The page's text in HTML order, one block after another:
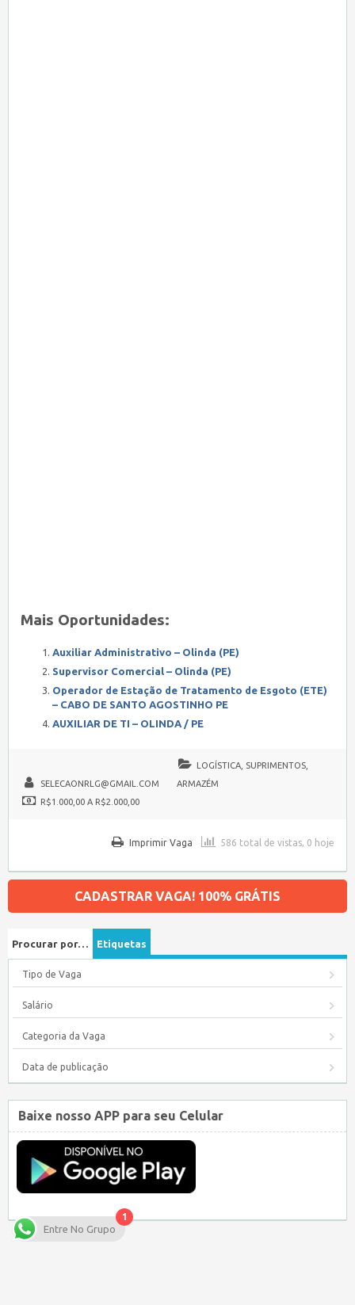
Mais Oportunidades:
Auxiliar Administrativo – Olinda (PE)
Supervisor Comercial – Olinda (PE)
Operador de Estação de Tratamento de Esgoto (ETE)
– CABO DE SANTO AGOSTINHO PE
AUXILIAR DE TI – OLINDA / PE
SELECAONRLG@GMAIL.COM
LOGÍSTICA, SUPRIMENTOS,
ARMAZÉM
R$1.000,00 A R$2.000,00
586 total de vistas, 0 hoje
Imprimir Vaga
CADASTRAR VAGA! 100% GRÁTIS
Procurar por… Etiquetas
Tipo de Vaga
Salário
Categoria da Vaga
Data de publicação
Baixe nosso APP para seu Celular
1
Entre No Grupo